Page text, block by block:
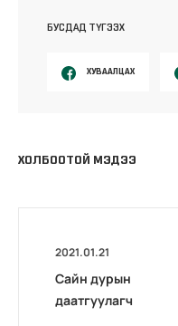
БУСДАД ТҮГЭЭХ
ХУВААЛЦАХ
ХОЛБООТОЙ МЭДЭЭ
2021.01.21
Сайн дурын
даатгуулагч